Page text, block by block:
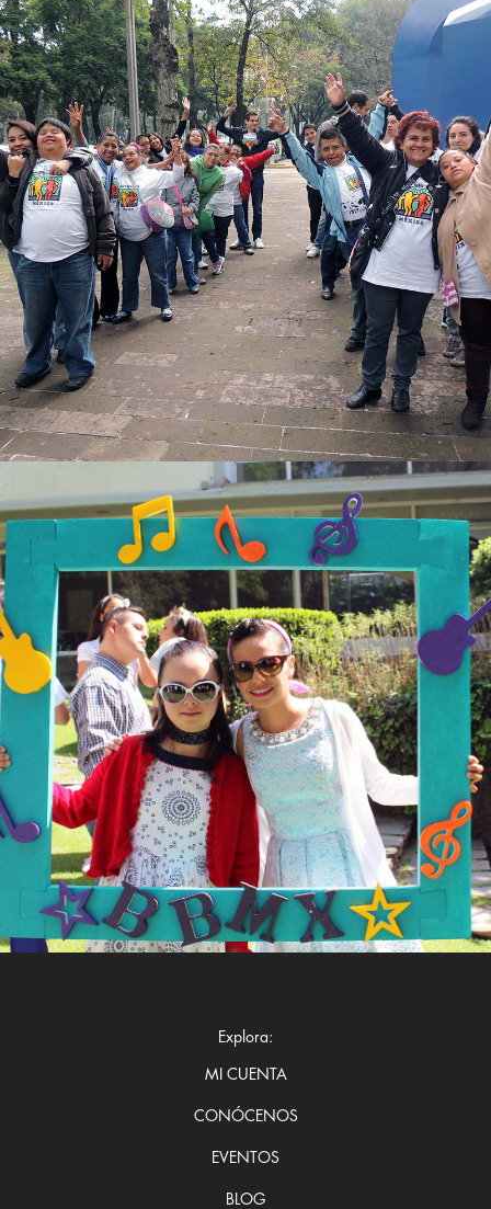
Explora:
MI CUENTA
CONÓCENOS
EVENTOS
BLOG